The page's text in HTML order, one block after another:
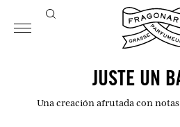
JUSTE UN
Una creación afrutada con